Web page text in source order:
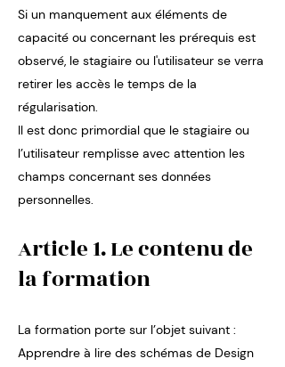
Si un manquement aux éléments de
capacité ou concernant les prérequis est
observé, le stagiaire ou l'utilisateur se verra
retirer les accès le temps de la
régularisation.
Il est donc primordial que le stagiaire ou
l’utilisateur remplisse avec attention les
champs concernant ses données
personnelles.
Article 1. Le contenu de
la formation
La formation porte sur l’objet suivant :
Apprendre à lire des schémas de Design